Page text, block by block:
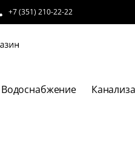
+7 (351) 210-22-22
Водоснабжение